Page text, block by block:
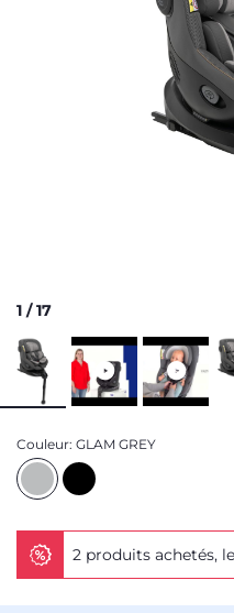
1 /17
Couleur: GLAM GREY
2 produits achetés,